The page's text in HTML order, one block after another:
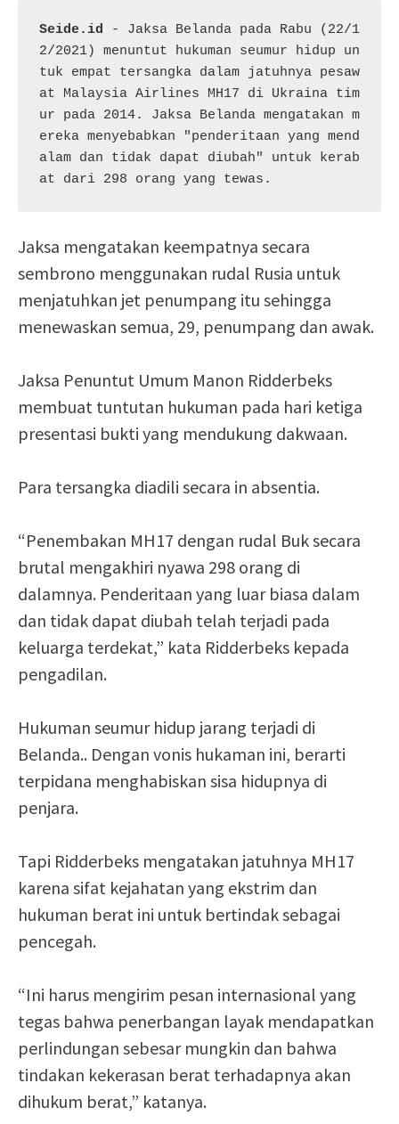
Seide.id - Jaksa Belanda pada Rabu (22/1
2/2021) menuntut hukuman seumur hidup un
tuk empat tersangka dalam jatuhnya pesaw
at Malaysia Airlines MH17 di Ukraina tim
ur pada 2014. Jaksa Belanda mengatakan m
ereka menyebabkan "penderitaan yang mend
alam dan tidak dapat diubah" untuk kerab
at dari 298 orang yang tewas.
Jaksa mengatakan keempatnya secara
sembrono menggunakan rudal Rusia untuk
menjatuhkan jet penumpang itu sehingga
menewaskan semua, 29, penumpang dan awak.
Jaksa Penuntut Umum Manon Ridderbeks
membuat tuntutan hukuman pada hari ketiga
presentasi bukti yang mendukung dakwaan.
Para tersangka diadili secara in absentia.
“Penembakan MH17 dengan rudal Buk secara
brutal mengakhiri nyawa 298 orang di
dalamnya. Penderitaan yang luar biasa dalam
dan tidak dapat diubah telah terjadi pada
keluarga terdekat,” kata Ridderbeks kepada
pengadilan.
Hukuman seumur hidup jarang terjadi di
Belanda.. Dengan vonis hukaman ini, berarti
terpidana menghabiskan sisa hidupnya di
penjara.
Tapi Ridderbeks mengatakan jatuhnya MH17
karena sifat kejahatan yang ekstrim dan
hukuman berat ini untuk bertindak sebagai
pencegah.
“Ini harus mengirim pesan internasional yang
tegas bahwa penerbangan layak mendapatkan
perlindungan sebesar mungkin dan bahwa
tindakan kekerasan berat terhadapnya akan
dihukum berat,” katanya.